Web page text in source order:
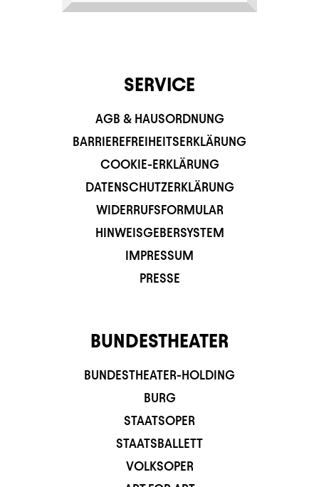
SERVICE
AGB & HAUSORDNUNG
BARRIEREFREIHEITSERKLÄRUNG
COOKIE-ERKLÄRUNG
DATENSCHUTZERKLÄRUNG
WIDERRUFSFORMULAR
HINWEISGEBERSYSTEM
IMPRESSUM
PRESSE
BUNDESTHEATER
BUNDESTHEATER-HOLDING
BURG
STAATSOPER
STAATSBALLETT
VOLKSOPER